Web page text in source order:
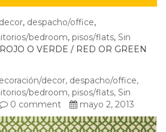
, despacho/office,
bedroom, pisos/flats, Sin
ROJO O VERDE / RED OR GREEN
decor, despacho/office,
bedroom, pisos/flats, Sin
0 comment mayo 2, 2013